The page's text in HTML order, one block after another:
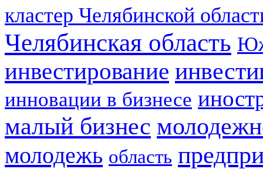
кластер Челябинской
Челябинская область
инвестирование
инновации в бизнесе
малый бизнес
молодежь область